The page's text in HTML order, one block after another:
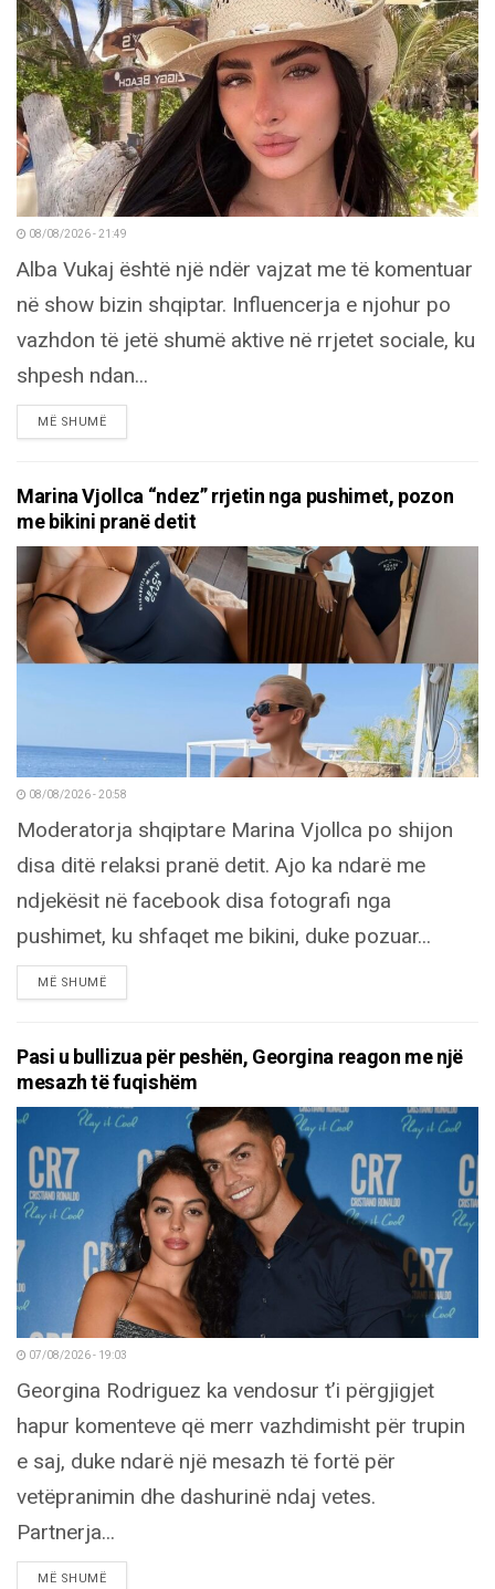
08/08/2026 - 21:49
Alba Vukaj është një ndër vajzat me të komentuar
në show bizin shqiptar. Influencerja e njohur po
vazhdon të jetë shumë aktive në rrjetet sociale, ku
shpesh ndan...
MË SHUMËDETAILS
Marina Vjollca “ndez” rrjetin nga pushimet, pozon
me bikini pranë detit
08/08/2026 - 20:58
Moderatorja shqiptare Marina Vjollca po shijon
disa ditë relaksi pranë detit. Ajo ka ndarë me
ndjekësit në facebook disa fotografi nga
pushimet, ku shfaqet me bikini, duke pozuar...
MË SHUMËDETAILS
Pasi u bullizua për peshën, Georgina reagon me një
mesazh të fuqishëm
07/08/2026 - 19:03
Georgina Rodriguez ka vendosur t’i përgjigjet
hapur komenteve që merr vazhdimisht për trupin
e saj, duke ndarë një mesazh të fortë për
vetëpranimin dhe dashurinë ndaj vetes.
Partnerja...
MË SHUMËDETAILS